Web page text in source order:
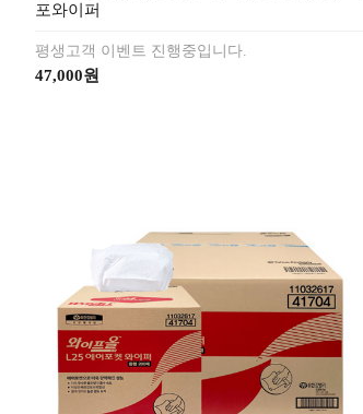
포와이퍼
평생고객 이벤트 진행중입니다.
47,000원